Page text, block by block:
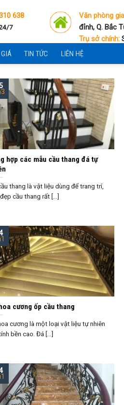
638
7
Văn phòng
đỉnh, Q. Bắc
Trụ sở chính:
TIN TỨC LIÊN HỆ
hợp các mẫu cầu thang đá tự
thang là vật liệu dùng để trang trí,
cầu thang rất [...]
cương ốp cầu thang
cương là một loại vật liệu tự nhiên
bền cao. Đá [...]